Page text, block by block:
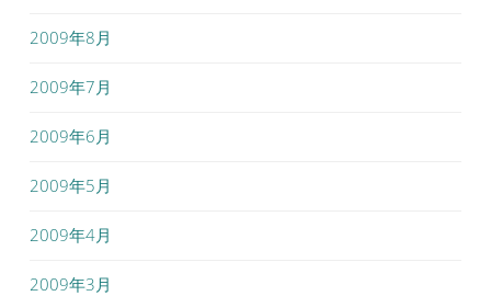
2009年8月
2009年7月
2009年6月
2009年5月
2009年4月
2009年3月